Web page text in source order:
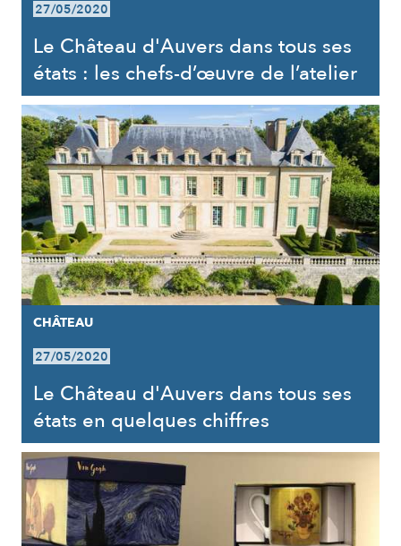
27/05/2020
Le Château d'Auvers dans tous ses
états : les chefs-d’œuvre de l’atelier
CHÂTEAU
27/05/2020
Le Château d'Auvers dans tous ses
états en quelques chiffres